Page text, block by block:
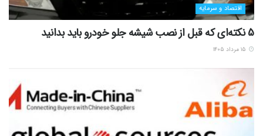
اقتصاد و سرمایه
5 نکته‌ای که قبل از نصب شیشه جلو خودرو باید بدانید